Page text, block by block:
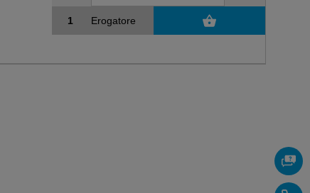
Erogatore